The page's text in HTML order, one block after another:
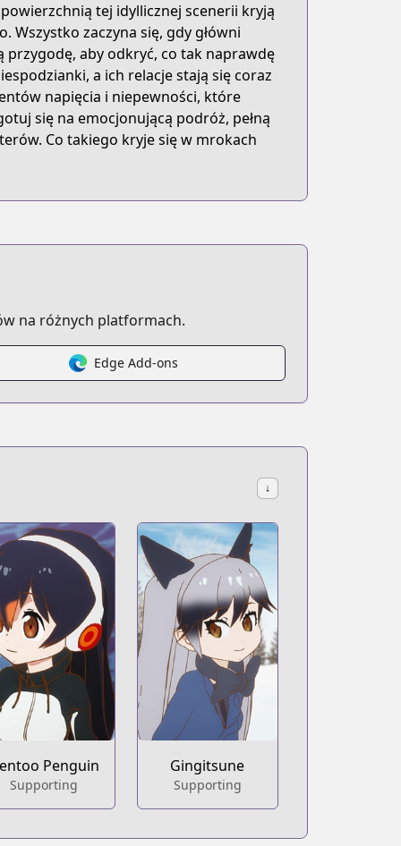
tej idyllicznej scenerii kryją
Wszystko zaczyna się, gdy główni
przygodę, aby odkryć, co tak naprawdę
a ich relacje stają się coraz
napięcia i niepewności, które
się na emocjonującą podróż, pełną
Co takiego kryje się w mrokach
na różnych platformach.
Edge Add-ons
↓
Penguin
Supporting
Gingitsune
Supporting